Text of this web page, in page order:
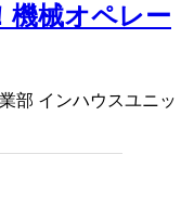
機械オペレー
部 インハウスユニッ